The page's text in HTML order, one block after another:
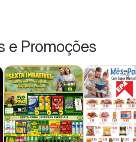
e Promoções